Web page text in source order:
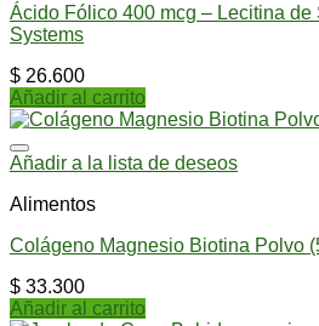
Ácido Fólico 400 mcg – Lecitina de
Systems
$ 26.600
Añadir al carrito
Añadir a la lista de deseos
Alimentos
Colágeno Magnesio Biotina Polvo
$ 33.300
Añadir al carrito